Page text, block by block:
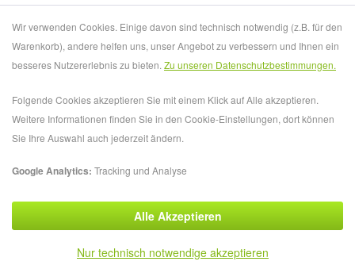
Menge
Stückpreis
194,49 € *
Wir verwenden Cookies. Einige davon sind technisch notwendig (z.B. für den
Warenkorb), andere helfen uns, unser Angebot zu verbessern und Ihnen ein
besseres Nutzererlebnis zu bieten. Zu unseren Datenschutzbestimmungen.
Folgende Cookies akzeptieren Sie mit einem Klick auf Alle akzeptieren.
Weitere Informationen finden Sie in den Cookie-Einstellungen, dort können
Sie Ihre Auswahl auch jederzeit ändern.
Google Analytics: Tracking und Analyse
Nur technisch notwendige akzeptieren
Alle Akzeptieren